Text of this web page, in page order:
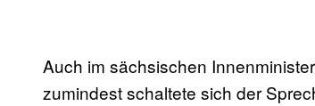
Auch im sächsischen
zumindest schaltete sich der